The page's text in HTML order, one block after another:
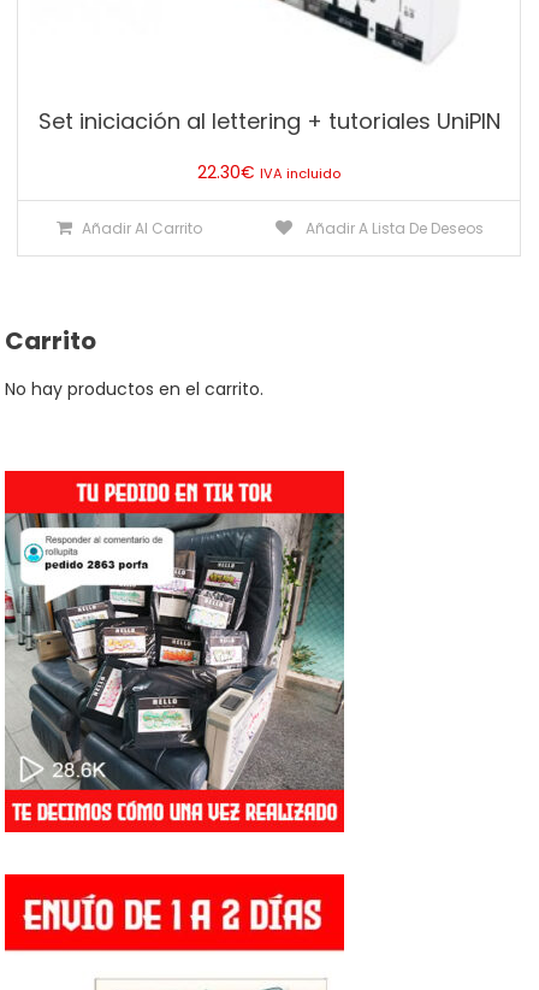
Set iniciación al lettering + tutoriales UniPIN
22.30€ IVA incluido
Añadir Al Carrito Añadir A Lista De Deseos
Carrito
No hay productos en el carrito.